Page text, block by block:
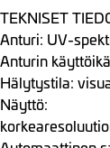
TEKNISET
Anturi: UV-
Anturin
Hälytystila:
Näyttö: